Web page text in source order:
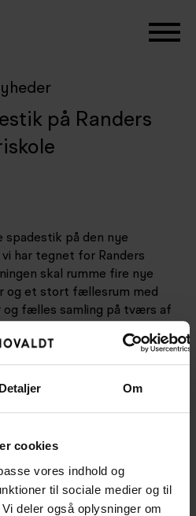
Detaljer Om
cookies
vores indhold og
til sociale medier og til
deler også oplysninger om
på Randers
spadestik på den nye
har tegnet for Randers
skal rumme fire nye
og et stort fællesrum med
og fælles samling på tværs af
med det flotteste cedertræ,
er lavet indhak i facaden
mulighed for ophold
stå klar til februar 2026